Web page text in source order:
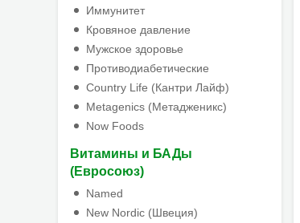
Иммунитет
Кровяное давление
Мужское здоровье
Противодиабетические
Country Life (Кантри Лайф)
Metagenics (Метадженикс)
Now Foods
Витамины и БАДы
(Евросоюз)
Named
New Nordic (Швеция)